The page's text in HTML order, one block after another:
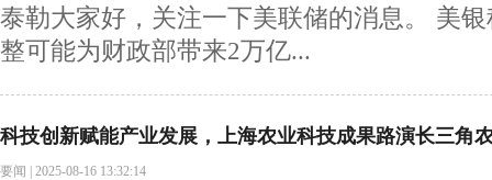
泰勒大家好，关注一下美联储的消息。 美
整可能为财政部带来2万亿...
科技创新赋能产业发展，上海农业科技成果路演长三角
要闻 2025-08-16 13:32:14